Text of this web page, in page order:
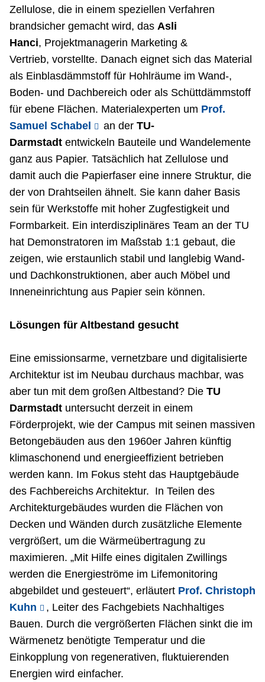
Zellulose, die in einem speziellen Verfahren
brandsicher gemacht wird, das Asli
Hanci, Projektmanagerin Marketing &
Vertrieb, vorstellte. Danach eignet sich das Material
als Einblasdämmstoff für Hohlräume im Wand-,
Boden- und Dachbereich oder als Schüttdämmstoff
für ebene Flächen. Materialexperten um Prof.
Samuel Schabel
an derTU-
Darmstadt entwickeln Bauteile und Wandelemente
ganz aus Papier. Tatsächlich hat Zellulose und
damit auch die Papierfaser eine innere Struktur, die
der von Drahtseilen ähnelt. Sie kann daher Basis
sein für Werkstoffe mit hoher Zugfestigkeit und
Formbarkeit. Ein interdisziplinäres Team an der TU
hat Demonstratoren im Maßstab 1:1 gebaut, die
zeigen, wie erstaunlich stabil und langlebig Wand-
und Dachkonstruktionen, aber auch Möbel und
Inneneinrichtung aus Papier sein können.
Lösungen für Altbestand gesucht
Eine emissionsarme, vernetzbare und digitalisierte
Architektur ist im Neubau durchaus machbar, was
aber tun mit dem großen Altbestand? Die TU
Darmstadtuntersucht derzeit in einem
Förderprojekt, wie der Campus mit seinen massiven
Betongebäuden aus den 1960er Jahren künftig
klimaschonend und energieeffizient betrieben
werden kann. Im Fokus steht das Hauptgebäude
des Fachbereichs Architektur. In Teilen des
Architekturgebäudes wurden die Flächen von
Decken und Wänden durch zusätzliche Elemente
vergrößert, um die Wärmeübertragung zu
maximieren. „Mit Hilfe eines digitalen Zwillings
werden die Energieströme im Lifemonitoring
abgebildet und gesteuert“, erläutert Prof. Christoph
Kuhn
, Leiter des Fachgebiets Nachhaltiges
Bauen. Durch die vergrößerten Flächen sinkt die im
Wärmenetz benötigte Temperatur und die
Einkopplung von regenerativen, fluktuierenden
Energien wird einfacher.